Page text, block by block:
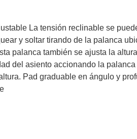
La tensión reclinable se
y soltar tirando de la palanca
palanca también se ajusta la
del asiento accionando la
Pad graduable en ángulo y